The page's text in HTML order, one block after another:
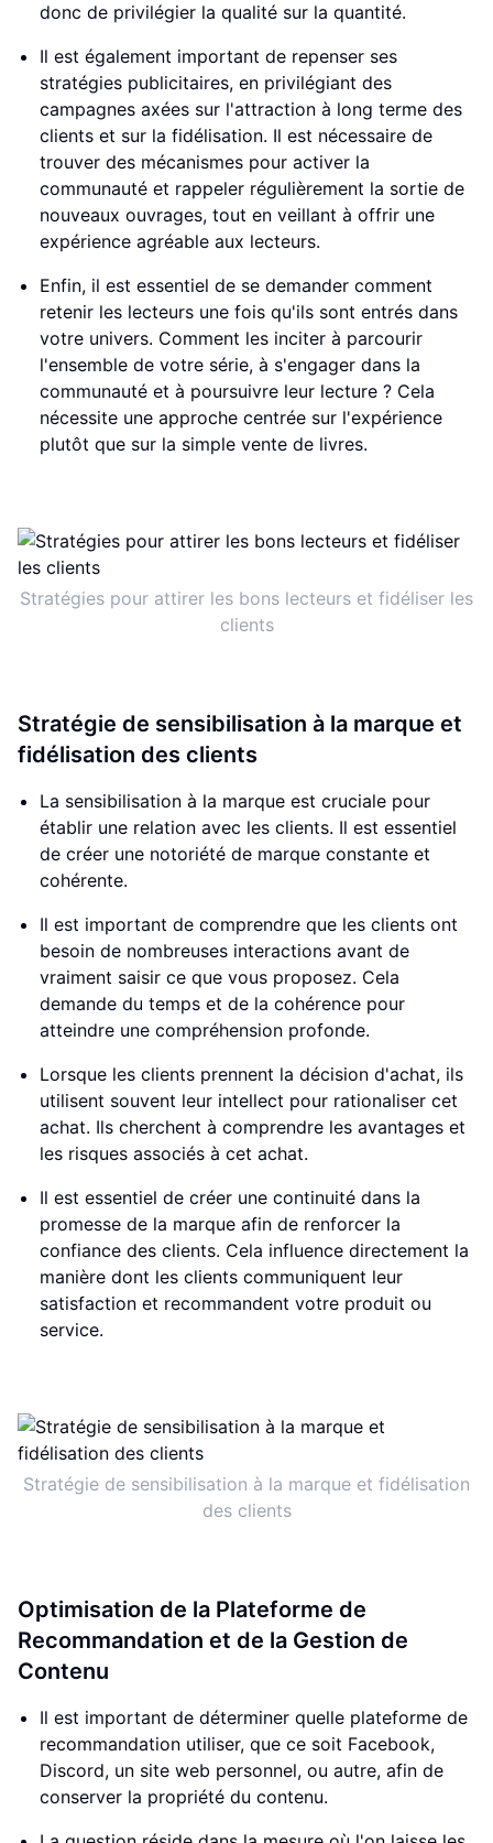
donc de privilégier la qualité sur la quantité.
Il est également important de repenser ses
stratégies publicitaires, en privilégiant des
campagnes axées sur l'attraction à long terme des
clients et sur la fidélisation. Il est nécessaire de
trouver des mécanismes pour activer la
communauté et rappeler régulièrement la sortie de
nouveaux ouvrages, tout en veillant à offrir une
expérience agréable aux lecteurs.
Enfin, il est essentiel de se demander comment
retenir les lecteurs une fois qu'ils sont entrés dans
votre univers. Comment les inciter à parcourir
l'ensemble de votre série, à s'engager dans la
communauté et à poursuivre leur lecture ? Cela
nécessite une approche centrée sur l'expérience
plutôt que sur la simple vente de livres.
Stratégies pour attirer les bons lecteurs et fidéliser les
clients
Stratégie de sensibilisation à la marque et
fidélisation des clients
La sensibilisation à la marque est cruciale pour
établir une relation avec les clients. Il est essentiel
de créer une notoriété de marque constante et
cohérente.
Il est important de comprendre que les clients ont
besoin de nombreuses interactions avant de
vraiment saisir ce que vous proposez. Cela
demande du temps et de la cohérence pour
atteindre une compréhension profonde.
Lorsque les clients prennent la décision d'achat, ils
utilisent souvent leur intellect pour rationaliser cet
achat. Ils cherchent à comprendre les avantages et
les risques associés à cet achat.
Il est essentiel de créer une continuité dans la
promesse de la marque afin de renforcer la
confiance des clients. Cela influence directement la
manière dont les clients communiquent leur
satisfaction et recommandent votre produit ou
service.
Stratégie de sensibilisation à la marque et fidélisation
des clients
Optimisation de la Plateforme de
Recommandation et de la Gestion de
Contenu
Il est important de déterminer quelle plateforme de
recommandation utiliser, que ce soit Facebook,
Discord, un site web personnel, ou autre, afin de
conserver la propriété du contenu.